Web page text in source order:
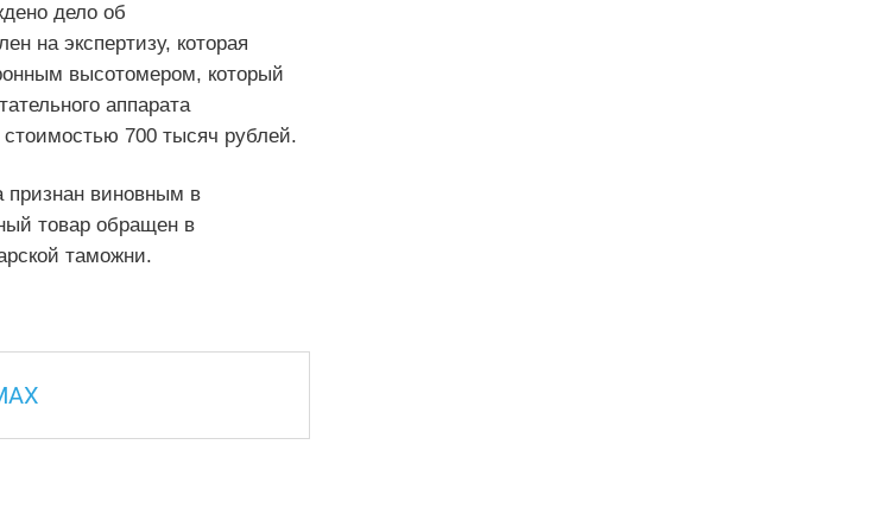
дело об
на экспертизу, которая
высотомером, который
аппарата
700 тысяч рублей.
признан виновным в
товар обращен в
таможни.